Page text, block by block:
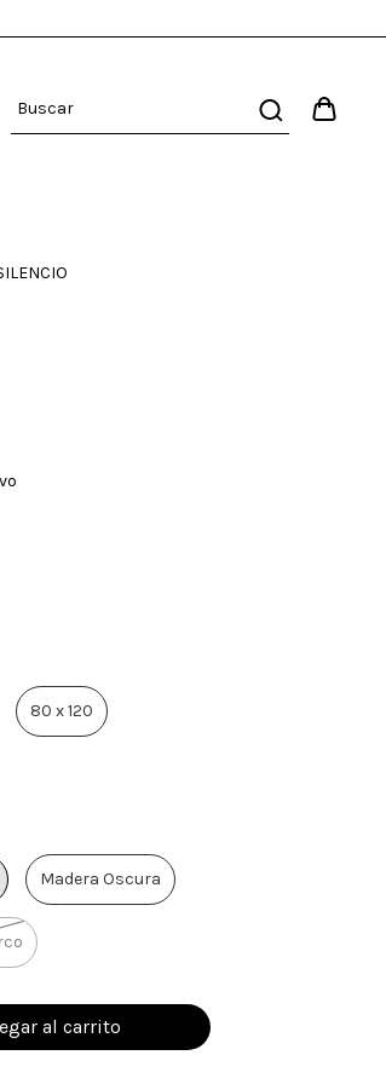
80 x 120
Madera Oscura